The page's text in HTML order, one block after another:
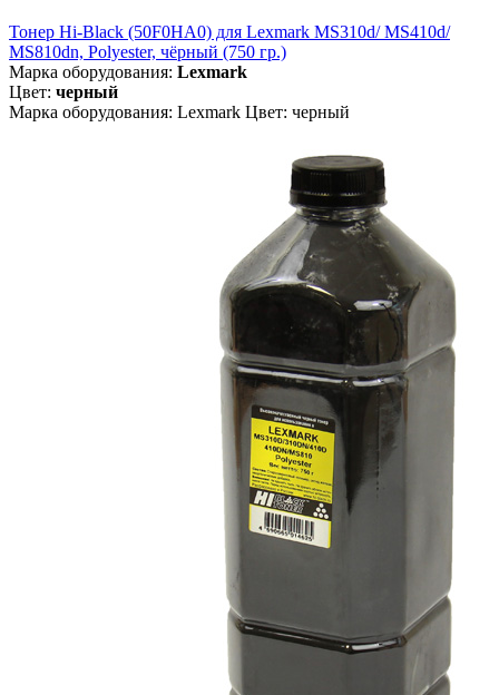
Тонер Hi-Black (50F0HA0) для Lexmark MS310d/ MS410d/
MS810dn, Polyester, чёрный (750 гр.)
Марка оборудования: Lexmark
Цвет: черный
Марка оборудования: Lexmark Цвет: черный